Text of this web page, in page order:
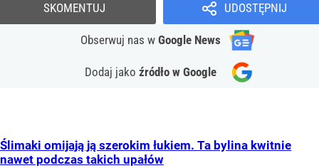
UDOSTĘPNIJ
Obserwuj nas w Google News
Dodaj jako źródło w Google
SKOMENTUJ
Ślimaki omijają ją szerokim łukiem. Ta bylina kwitnie
nawet podczas takich upałów